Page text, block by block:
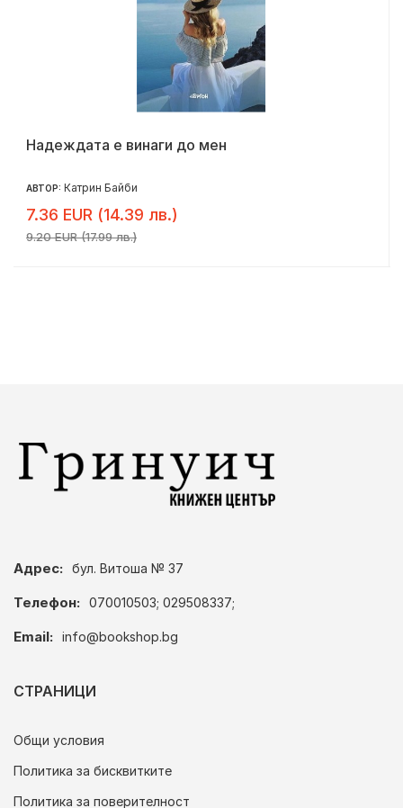
Надеждата е винаги до мен
АВТОР: Катрин Байби
7.36 EUR (14.39 лв.)
9.20 EUR (17.99 лв.)
Адрес: бул. Витоша № 37
Телефон: 070010503; 029508337;
Email: info@bookshop.bg
СТРАНИЦИ
Общи условия
Политика за бисквитките
Политика за поверителност